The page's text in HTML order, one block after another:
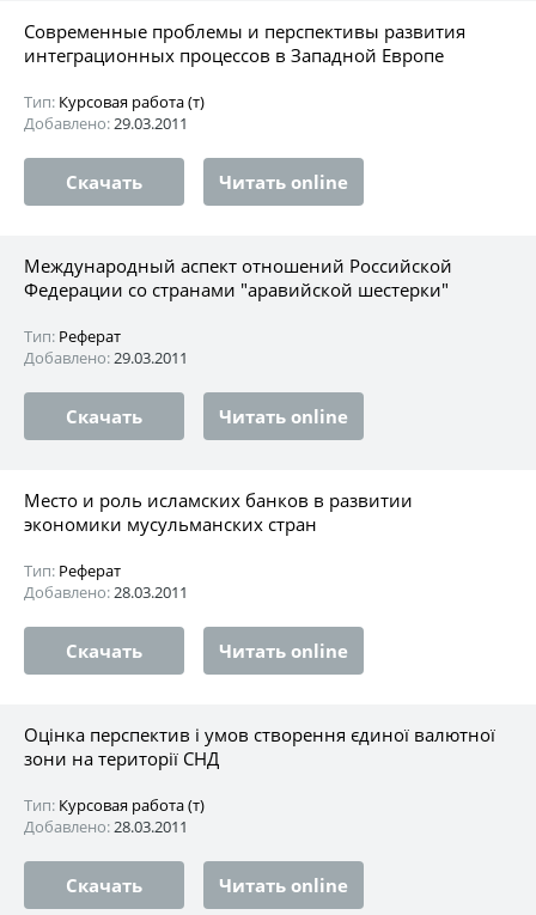
Современные проблемы и перспективы развития
интеграционных процессов в Западной Европе
Тип: Курсовая работа (т)
Добавлено:29.03.2011
Скачать Читать online
Международный аспект отношений Российской
Федерации со странами "аравийской шестерки"
Тип: Реферат
Добавлено:29.03.2011
Скачать Читать online
Место и роль исламских банков в развитии
экономики мусульманских стран
Тип: Реферат
Добавлено:28.03.2011
Скачать Читать online
Оцінка перспектив і умов створення єдиної валютної
зони на території СНД
Тип: Курсовая работа (т)
Добавлено:28.03.2011
Скачать Читать online